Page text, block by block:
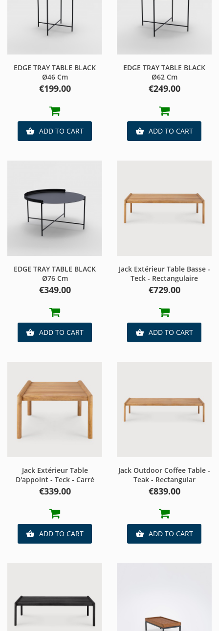
EDGE TRAY TABLE BLACK
Ø46 Cm
Price
€199.00
 ADD TO CART
EDGE TRAY TABLE BLACK
Ø62 Cm
Price
€249.00
 ADD TO CART
EDGE TRAY TABLE BLACK
Ø76 Cm
Price
€349.00
 ADD TO CART
Jack Extérieur Table Basse -
Teck - Rectangulaire
Price
€729.00
 ADD TO CART
Jack Extérieur Table
D'appoint - Teck - Carré
Price
€339.00
 ADD TO CART
Jack Outdoor Coffee Table -
Teak - Rectangular
Price
€839.00
 ADD TO CART